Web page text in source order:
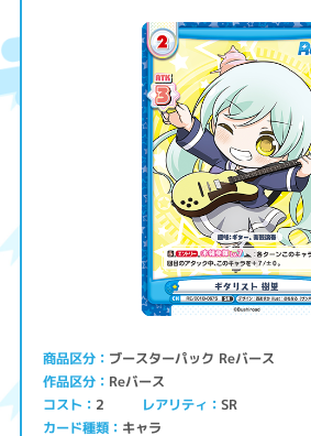
商品区分 ブースターパック Reバース
作品区分 Reバース
コスト 2 レアリティ SR
カード種類 キャラ